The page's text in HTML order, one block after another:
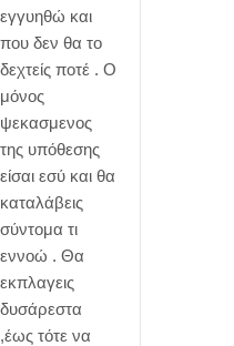
εγγυηθώ και
που δεν θα το
δεχτείς ποτέ . Ο
μόνος
ψεκασμενος
της υπόθεσης
είσαι εσύ και θα
καταλάβεις
σύντομα τι
εννοώ . Θα
εκπλαγεις
δυσάρεστα
,έως τότε να